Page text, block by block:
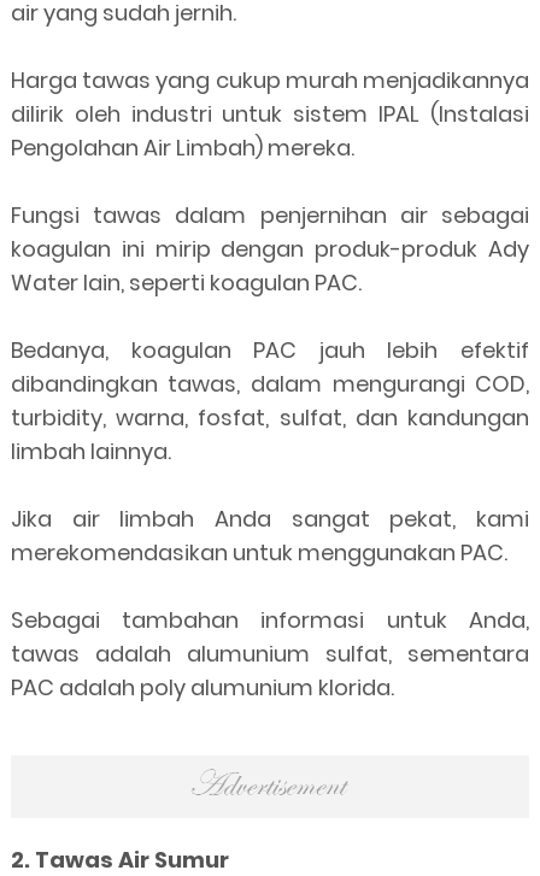
air yang sudah jernih.
Harga tawas yang cukup murah menjadikannya
dilirik oleh industri untuk sistem IPAL (Instalasi
Pengolahan Air Limbah) mereka.
Fungsi tawas dalam penjernihan air sebagai
koagulan ini mirip dengan produk-produk Ady
Water lain, seperti koagulan PAC.
Bedanya, koagulan PAC jauh lebih efektif
dibandingkan tawas, dalam mengurangi COD,
turbidity, warna, fosfat, sulfat, dan kandungan
limbah lainnya.
Jika air limbah Anda sangat pekat, kami
merekomendasikan untuk menggunakan PAC.
Sebagai tambahan informasi untuk Anda,
tawas adalah alumunium sulfat, sementara
PAC adalah poly alumunium klorida.
2. Tawas Air Sumur